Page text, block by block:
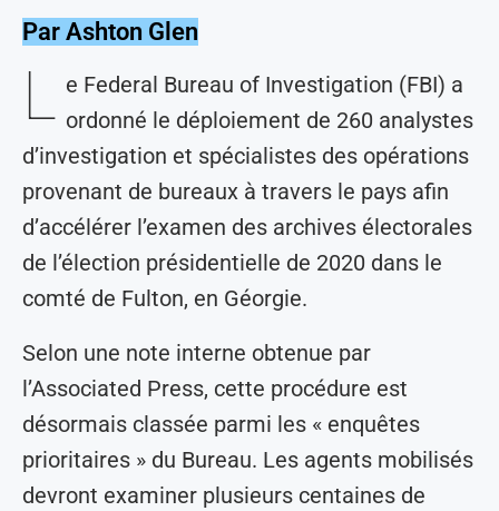
Par Ashton Glen
L e Federal Bureau of Investigation (FBI) a
ordonné le déploiement de 260 analystes
d’investigation et spécialistes des opérations
provenant de bureaux à travers le pays afin
d’accélérer l’examen des archives électorales
de l’élection présidentielle de 2020 dans le
comté de Fulton, en Géorgie.
Selon une note interne obtenue par
l’Associated Press, cette procédure est
désormais classée parmi les « enquêtes
prioritaires » du Bureau. Les agents mobilisés
devront examiner plusieurs centaines de